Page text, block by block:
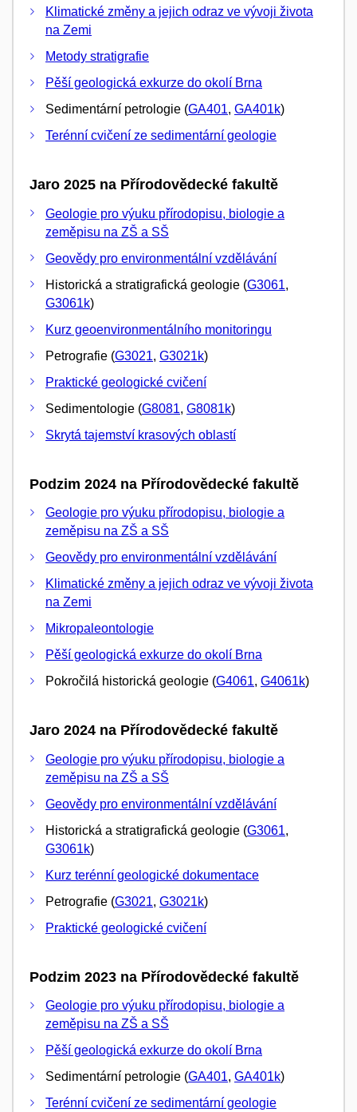
Klimatické změny a jejich odraz ve vývoji života
na Zemi
Metody stratigrafie
Pěší geologická exkurze do okolí Brna
Sedimentární petrologie (GA401, GA401k)
Terénní cvičení ze sedimentární geologie
Jaro 2025 na Přírodovědecké fakultě
Geologie pro výuku přírodopisu, biologie a
zeměpisu na ZŠ a SŠ
Geovědy pro environmentální vzdělávání
Historická a stratigrafická geologie (G3061,
G3061k)
Kurz geoenvironmentálního monitoringu
Petrografie (G3021, G3021k)
Praktické geologické cvičení
Sedimentologie (G8081, G8081k)
Skrytá tajemství krasových oblastí
Podzim 2024 na Přírodovědecké fakultě
Geologie pro výuku přírodopisu, biologie a
zeměpisu na ZŠ a SŠ
Geovědy pro environmentální vzdělávání
Klimatické změny a jejich odraz ve vývoji života
na Zemi
Mikropaleontologie
Pěší geologická exkurze do okolí Brna
Pokročilá historická geologie (G4061, G4061k)
Jaro 2024 na Přírodovědecké fakultě
Geologie pro výuku přírodopisu, biologie a
zeměpisu na ZŠ a SŠ
Geovědy pro environmentální vzdělávání
Historická a stratigrafická geologie (G3061,
G3061k)
Kurz terénní geologické dokumentace
Petrografie (G3021, G3021k)
Praktické geologické cvičení
Podzim 2023 na Přírodovědecké fakultě
Geologie pro výuku přírodopisu, biologie a
zeměpisu na ZŠ a SŠ
Pěší geologická exkurze do okolí Brna
Sedimentární petrologie (GA401, GA401k)
Terénní cvičení ze sedimentární geologie